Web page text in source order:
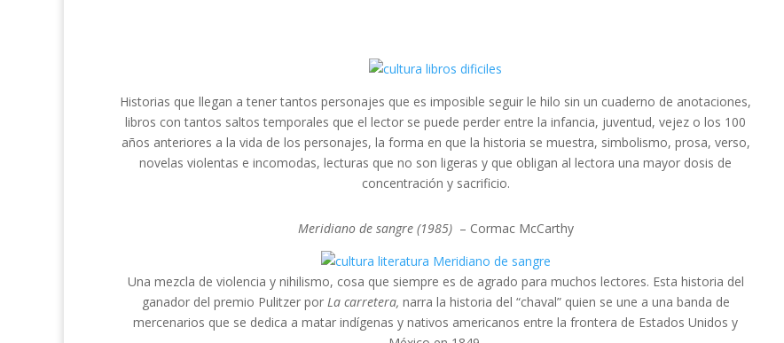
Historias que llegan a tener tantos personajes que es imposible seguir le hilo sin un cuaderno de anotaciones,
libros con tantos saltos temporales que el lector se puede perder entre la infancia, juventud, vejez o los 100
años anteriores a la vida de los personajes, la forma en que la historia se muestra, simbolismo, prosa, verso,
novelas violentas e incomodas, lecturas que no son ligeras y que obligan al lectora una mayor dosis de
concentración y sacrificio.
Meridiano de sangre (1985) – Cormac McCarthy
Una mezcla de violencia y nihilismo, cosa que siempre es de agrado para muchos lectores. Esta historia del
ganador del premio Pulitzer por La carretera, narra la historia del “chaval” quien se une a una banda de
mercenarios que se dedica a matar indígenas y nativos americanos entre la frontera de Estados Unidos y